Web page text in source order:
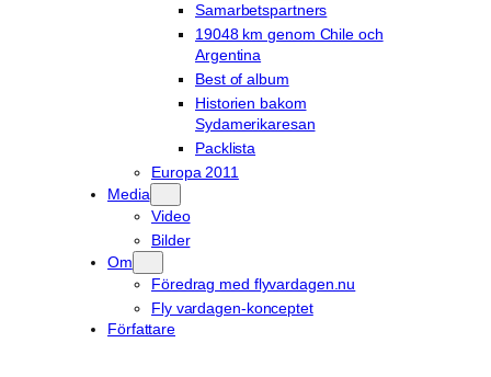
Samarbetspartners
19048 km genom Chile och
Argentina
Best of album
Historien bakom
Sydamerikaresan
Packlista
Europa 2011
Media
Video
Bilder
Om
Föredrag med flyvardagen.nu
Fly vardagen-konceptet
Författare